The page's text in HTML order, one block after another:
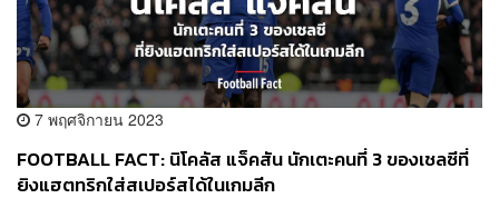
7 พฤศจิกายน 2023
FOOTBALL FACT: นิโคลัส แจ็คสัน นักเตะคนที่ 3 ของเชลซีที่
ยิงแฮตทริกใส่สเปอร์สได้ในเกมลีก